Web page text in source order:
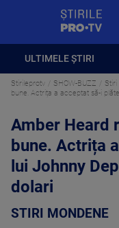
ULTIMELE ȘTIRI
Stirileprotv SHOW-BUZZ Stiri
bune. Actrița a acceptat să-i
Amber Heard
bune. Actrița
lui Johnny
dolari
STIRI MONDENE